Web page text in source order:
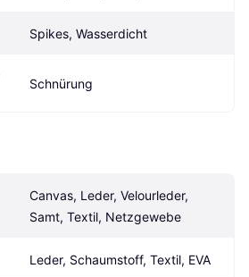
Spikes, Wasserdicht
Schnürung
Canvas, Leder, Velourleder,
Samt, Textil, Netzgewebe
Leder, Schaumstoff, Textil, EVA